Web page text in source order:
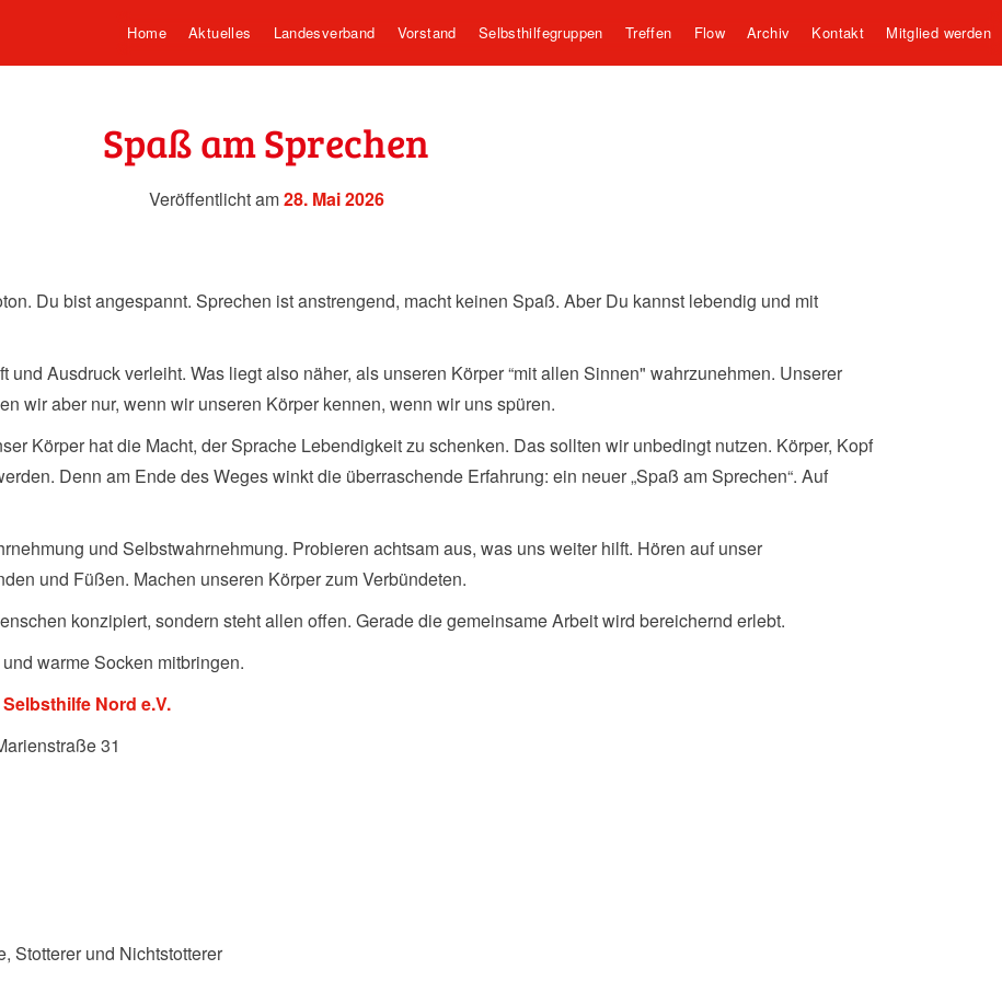
Home Aktuelles Landesverband Vorstand Selbsthilfegruppen Treffen Flow Archiv Kontakt Mitglied werden
Spaß am Sprechen
Veröffentlicht am28. Mai 2026
Du bist angespannt. Sprechen ist anstrengend, macht keinen Spaß. Aber Du kannst lebendig und mit
und Ausdruck verleiht. Was liegt also näher, als unseren Körper “mit allen Sinnen" wahrzunehmen. Unserer
wir aber nur, wenn wir unseren Körper kennen, wenn wir uns spüren.
Körper hat die Macht, der Sprache Lebendigkeit zu schenken. Das sollten wir unbedingt nutzen. Körper, Kopf
Denn am Ende des Weges winkt die überraschende Erfahrung: ein neuer „Spaß am Sprechen“. Auf
und Selbstwahrnehmung. Probieren achtsam aus, was uns weiter hilft. Hören auf unser
und Füßen. Machen unseren Körper zum Verbündeten.
konzipiert, sondern steht allen offen. Gerade die gemeinsame Arbeit wird bereichernd erlebt.
warme Socken mitbringen.
Nord e.V.
31
Stotterer und Nichtstotterer